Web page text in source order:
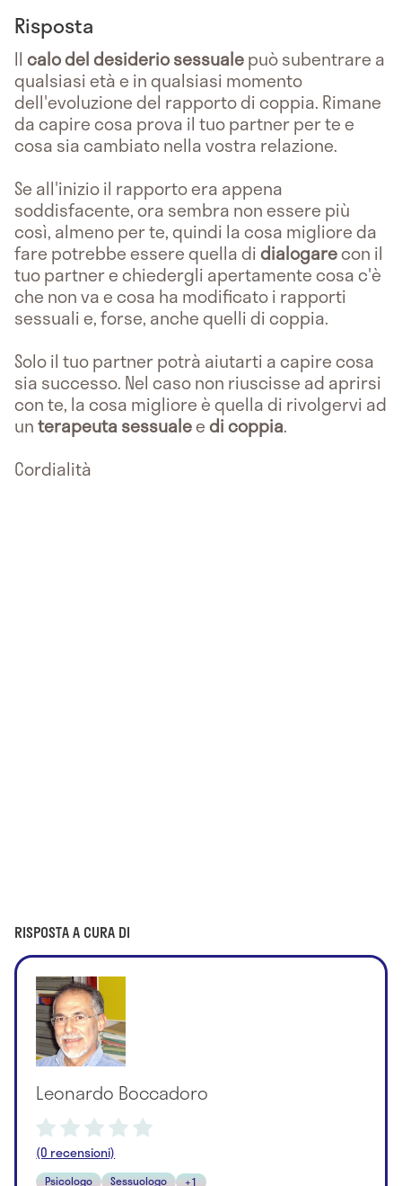
Risposta
Il calo del desiderio sessualepuò subentrare a
qualsiasi età e in qualsiasi momento
dell'evoluzione del rapporto di coppia. Rimane
da capire cosa prova il tuo partner per te e
cosa sia cambiato nella vostra relazione.
Se all'inizio il rapporto era appena
soddisfacente, ora sembra non essere più
così, almeno per te, quindi la cosa migliore da
fare potrebbe essere quella didialogarecon il
tuo partner e chiedergli apertamente cosa c'è
che non va e cosa ha modificato i rapporti
sessuali e, forse, anche quelli di coppia.
Solo il tuo partner potrà aiutarti a capire cosa
sia successo. Nel caso non riuscisse ad aprirsi
con te, la cosa migliore è quella di rivolgervi ad
unterapeuta sessualeedi coppia.
Cordialità
RISPOSTA A CURA DI
Leonardo Boccadoro
(0 recensioni)
Psicologo Sessuologo +1